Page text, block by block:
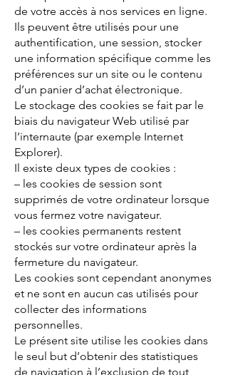
de votre accès à nos services en ligne.
Ils peuvent être utilisés pour une
authentification, une session, stocker
une information spécifique comme les
préférences sur un site ou le contenu
d’un panier d’achat électronique.
Le stockage des cookies se fait par le
biais du navigateur Web utilisé par
l’internaute (par exemple Internet
Explorer).
Il existe deux types de cookies :
– les cookies de session sont
supprimés de votre ordinateur lorsque
vous fermez votre navigateur.
– les cookies permanents restent
stockés sur votre ordinateur après la
fermeture du navigateur.
Les cookies sont cependant anonymes
et ne sont en aucun cas utilisés pour
collecter des informations
personnelles.
Le présent site utilise les cookies dans
le seul but d’obtenir des statistiques
de navigation à l’exclusion de tout